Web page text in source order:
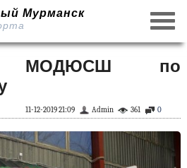
Мурманск
МОДЮСШ по
0
361
Admin
11-12-2019 21:09